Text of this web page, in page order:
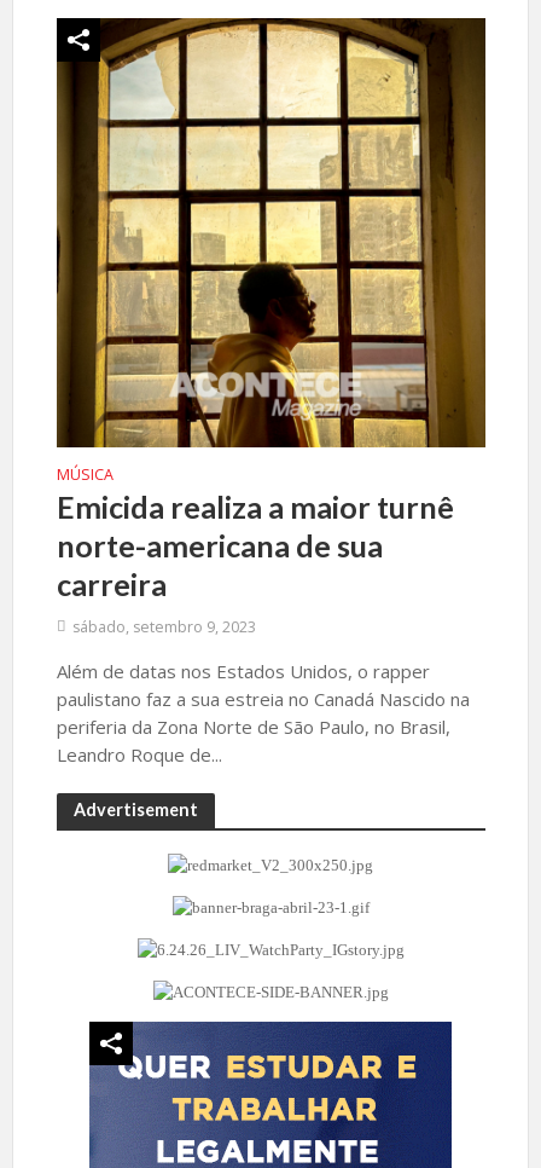
MÚSICA
Emicida realiza a maior turnê
norte-americana de sua
carreira
sábado, setembro 9, 2023
Além de datas nos Estados Unidos, o rapper
paulistano faz a sua estreia no Canadá Nascido na
periferia da Zona Norte de São Paulo, no Brasil,
Leandro Roque de...
Advertisement